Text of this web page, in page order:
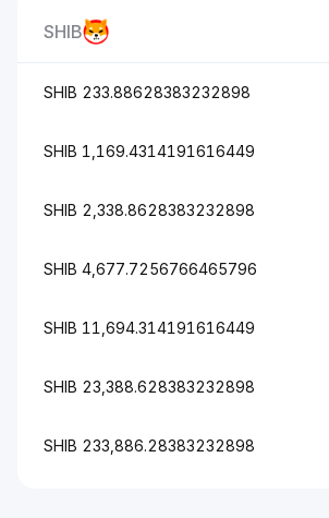
SHIB
233.88628383232898 SHIB
1,169.4314191616449 SHIB
2,338.8628383232898 SHIB
4,677.7256766465796 SHIB
11,694.314191616449 SHIB
23,388.628383232898 SHIB
233,886.28383232898 SHIB